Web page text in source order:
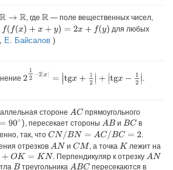
→R , гдеR — поле вещественных чисел,
f(f(x)+x+ y)=2 x+f(y)
для любых
Е. Байсалов)
212−2|x tgx + tg x 1 2| .
стороне AC прямоугольного
90 ∘) , пересекает стороны AB и BC в
так, чтоCN/BN=AC/B C=2
.
отрезковAN иCM , а точка K лежит на
OK =KN . Перпендикуляр к отрезкуAN
треугольника пересекаются в